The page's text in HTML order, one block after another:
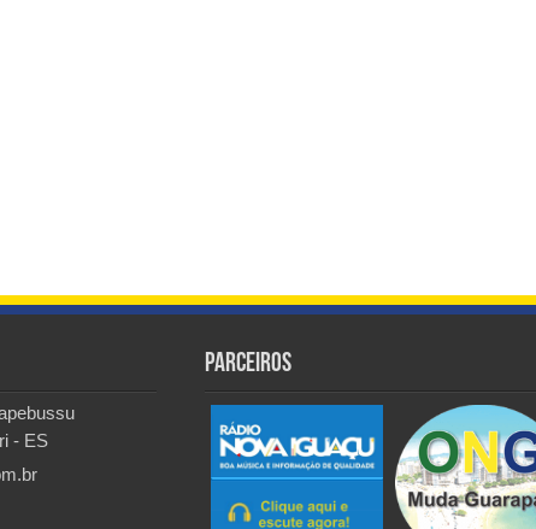
- ES
Parceiros